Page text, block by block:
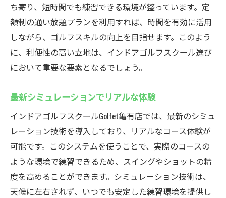
ち寄り、短時間でも練習できる環境が整っています。定
額制の通い放題プランを利用すれば、時間を有効に活用
しながら、ゴルフスキルの向上を目指せます。このよう
に、利便性の高い立地は、インドアゴルフスクール選び
において重要な要素となるでしょう。
最新シミュレーションでリアルな体験
インドアゴルフスクールGolfet亀有店では、最新のシミュ
レーション技術を導入しており、リアルなコース体験が
可能です。このシステムを使うことで、実際のコースの
ような環境で練習できるため、スイングやショットの精
度を高めることができます。シミュレーション技術は、
天候に左右されず、いつでも安定した練習環境を提供し